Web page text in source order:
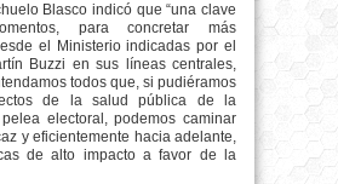
Blasco indicó que “una clave
para concretar más
el Ministerio indicadas por el
Buzzi en sus líneas centrales,
todos que, si pudiéramos
de la salud pública de la
electoral, podemos caminar
y eficientemente hacia adelante,
de alto impacto a favor de la